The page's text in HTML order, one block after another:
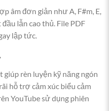
âm đơn giản như A, F#m, E,
lẫn cao thủ. File PDF
lập tức.
rèn luyện kỹ năng ngón
hỗ trợ cảm xúc biểu cảm
YouTube sử dụng phiên